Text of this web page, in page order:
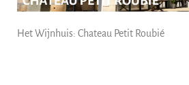
Het Wijnhuis: Chateau Petit Roubié